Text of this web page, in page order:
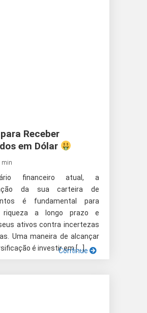
Receber
em Dólar
min
financeiro atual, a
da sua carteira de
é fundamental para
riqueza a longo prazo e
ativos contra incertezas
Uma maneira de alcançar
é investir em […]
Continue